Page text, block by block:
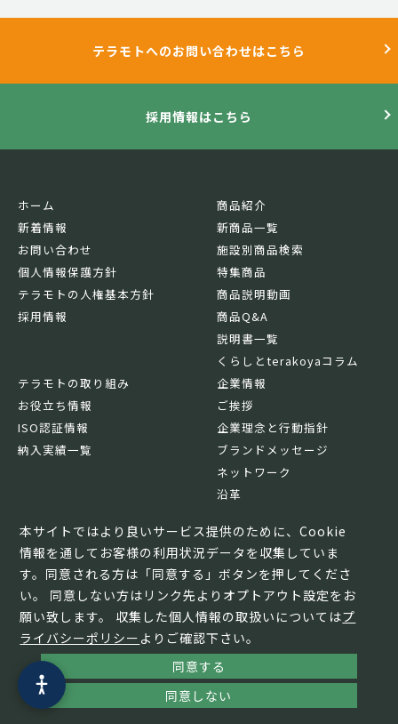
本サイトではより良いサービス提供のために、Cookie
情報を通してお客様の利用状況データを収集していま
す。同意される方は「同意する」ボタンを押してくださ
い。 同意しない方はリンク先よりオプトアウト設定をお
願い致します。 収集した個人情報の取扱いについてはプ
ライバシーポリシー よりご確認下さい。
同意する
同意しない
テラモトへのお問い合わせはこちら
採用情報はこちら
ホーム
新着情報
お問い合わせ
個人情報保護方針
テラモトの人権基本方針
採用情報
商品紹介
新商品一覧
施設別商品検索
特集商品
商品説明動画
商品Q&A
説明書一覧
くらしとterakoyaコラム
テラモトの取り組み
お役立ち情報
ISO認証情報
納入実績一覧
企業情報
ご挨拶
企業理念と行動指針
ブランドメッセージ
ネットワーク
沿革
© TERAMOTO All Rights Reserved.